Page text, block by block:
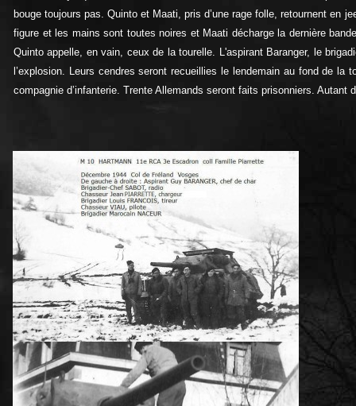
bouge toujours pas. Quinto et Maati, pris d’une rage folle, retournent en
figure et les mains sont toutes noires et Maati décharge la dernière
Quinto appelle, en vain, ceux de la tourelle. L'aspirant Baranger, le
l’explosion. Leurs cendres seront recueillies le lendemain au fond de
compagnie d’infanterie. Trente Allemands seront faits prisonniers.